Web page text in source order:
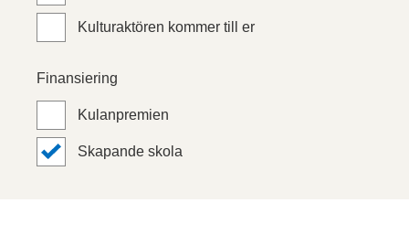
Kulturaktören kommer till er
Finansiering
Kulanpremien
Skapande skola